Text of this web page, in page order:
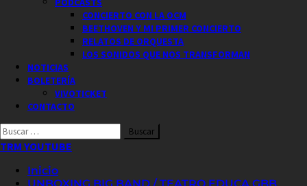
CONCIERTO CON LA OCM
BEETHOVEN Y MI PRIMER CONCIERTO
RELATOS DE ORQUESTA
LOS SONIDOS QUE NOS TRANSFORMAN
NOTICIAS
BOLETERÍA
VIVOTICKET
CONTACTO
Buscar
por:
TRM YOUTUBE
Inicio